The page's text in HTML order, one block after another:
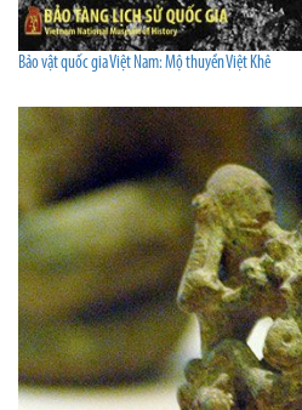
Bảo vật quốc gia Việt Nam: Mộ thuyền Việt Khê